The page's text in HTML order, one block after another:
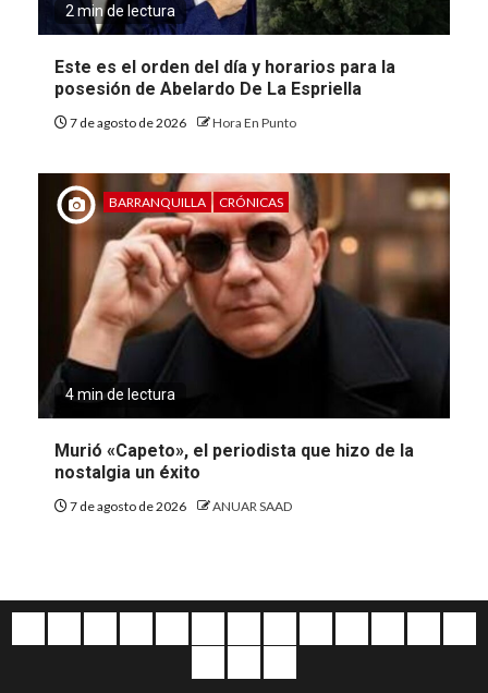
2 min de lectura
Este es el orden del día y horarios para la
posesión de Abelardo De La Espriella
7 de agosto de 2026 Hora En Punto
BARRANQUILLA CRÓNICAS
4 min de lectura
Murió «Capeto», el periodista que hizo de la
nostalgia un éxito
7 de agosto de 2026 ANUAR SAAD